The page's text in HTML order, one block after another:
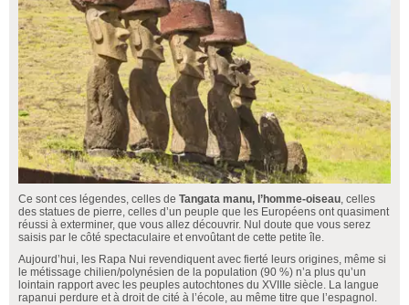
Ce sont ces légendes, celles de Tangata manu, l’homme-oiseau , celles
des statues de pierre, celles d’un peuple que les Européens ont quasiment
réussi à exterminer, que vous allez découvrir. Nul doute que vous serez
saisis par le côté spectaculaire et envoûtant de cette petite île.
Aujourd’hui, les Rapa Nui revendiquent avec fierté leurs origines, même si
le métissage chilien/polynésien de la population (90 %) n’a plus qu’un
lointain rapport avec les peuples autochtones du XVIIIe siècle. La langue
rapanui perdure et à droit de cité à l’école, au même titre que l’espagnol.